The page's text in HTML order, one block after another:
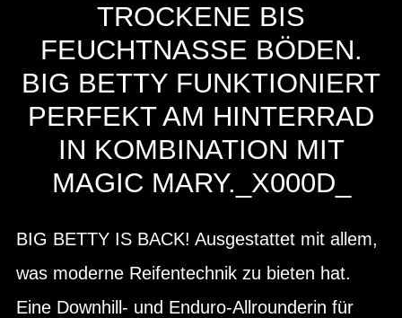
TROCKENE BIS
FEUCHTNASSE BÖDEN.
BIG BETTY FUNKTIONIERT
PERFEKT AM HINTERRAD
IN KOMBINATION MIT
MAGIC MARY._X000D_
BIG BETTY IS BACK! Ausgestattet mit allem,
was moderne Reifentechnik zu bieten hat.
Eine Downhill- und Enduro-Allrounderin für